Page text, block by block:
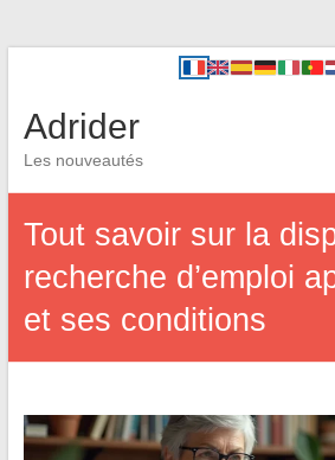
Adrider
Les nouveautés
Tout savoir sur la
recherche d’emploi
et ses conditions